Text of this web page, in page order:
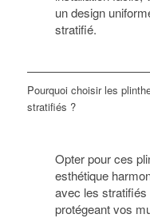
un design
stratifié.
Pourquoi choisir les
stratifiés ?
Opter pour ces
esthétique
avec les
protégeant vos